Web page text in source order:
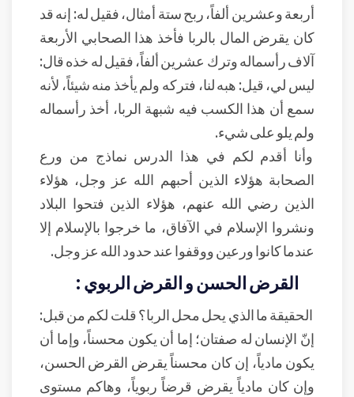
أربعة وعشرين ألفاً، ربح ستة أمثال، فقيل له: إنه قد
كان يقرض المال بالربا فأخذ هذا الصحابي الأربعة
آلاف رأسماله وترك عشرين ألفاً، فقيل له خذه قال:
ليس لي، قيل: هبه لنا، فتركه ولم يأخذ منه شيئاً، لأنه
سمع أن هذا الكسب فيه شبهة الربا، أخذ رأسماله
ولم يلو على شيء.
وأنا أقدم لكم في هذا الدرس نماذج من ورع
الصحابة هؤلاء الذين أحبهم الله عز وجل، هؤلاء
الذين رضي الله عنهم، هؤلاء الذين فتحوا البلاد
ونشروا الإسلام في الآفاق، ما خرجوا بالإسلام إلا
عندما كانوا ورعين ووقفوا عند حدود الله عز وجل.
القرض الحسن و القرض الربوي :
الحقيقة ما الذي يحل محل الربا؟ قلت لكم من قبل:
إنّ الإنسان له صفتان؛ إما أن يكون محسناً، وإما أن
يكون مادياً، إن كان محسناً يقرض القرض الحسن،
وإن كان مادياً يقرض قرضاً ربوياً، وهاكم مستوى